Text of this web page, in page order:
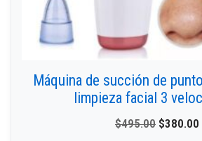
Máquina de succión de
limpieza facial 3
$495.00 $380.00